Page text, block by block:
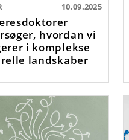
10.09.2025
hvordan vi
i komplekse
landskaber